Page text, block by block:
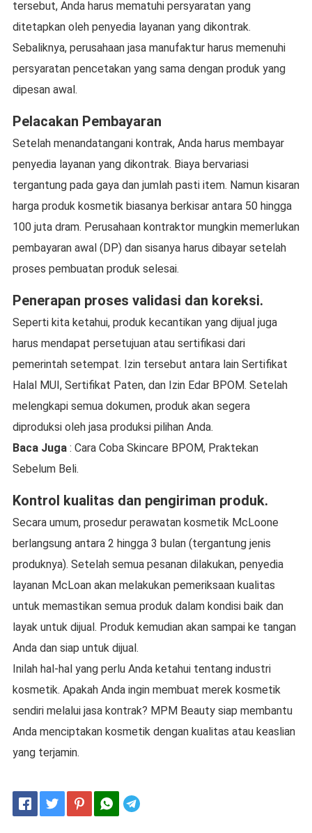
tersebut, Anda harus mematuhi persyaratan yang
ditetapkan oleh penyedia layanan yang dikontrak.
Sebaliknya, perusahaan jasa manufaktur harus memenuhi
persyaratan pencetakan yang sama dengan produk yang
dipesan awal.
Pelacakan Pembayaran
Setelah menandatangani kontrak, Anda harus membayar
penyedia layanan yang dikontrak. Biaya bervariasi
tergantung pada gaya dan jumlah pasti item. Namun kisaran
harga produk kosmetik biasanya berkisar antara 50 hingga
100 juta dram. Perusahaan kontraktor mungkin memerlukan
pembayaran awal (DP) dan sisanya harus dibayar setelah
proses pembuatan produk selesai.
Penerapan proses validasi dan koreksi.
Seperti kita ketahui, produk kecantikan yang dijual juga
harus mendapat persetujuan atau sertifikasi dari
pemerintah setempat. Izin tersebut antara lain Sertifikat
Halal MUI, Sertifikat Paten, dan Izin Edar BPOM. Setelah
melengkapi semua dokumen, produk akan segera
diproduksi oleh jasa produksi pilihan Anda.
Baca Juga: Cara Coba Skincare BPOM, Praktekan
Sebelum Beli.
Kontrol kualitas dan pengiriman produk.
Secara umum, prosedur perawatan kosmetik McLoone
berlangsung antara 2 hingga 3 bulan (tergantung jenis
produknya). Setelah semua pesanan dilakukan, penyedia
layanan McLoan akan melakukan pemeriksaan kualitas
untuk memastikan semua produk dalam kondisi baik dan
layak untuk dijual. Produk kemudian akan sampai ke tangan
Anda dan siap untuk dijual.
Inilah hal-hal yang perlu Anda ketahui tentang industri
kosmetik. Apakah Anda ingin membuat merek kosmetik
sendiri melalui jasa kontrak? MPM Beauty siap membantu
Anda menciptakan kosmetik dengan kualitas atau keaslian
yang terjamin.